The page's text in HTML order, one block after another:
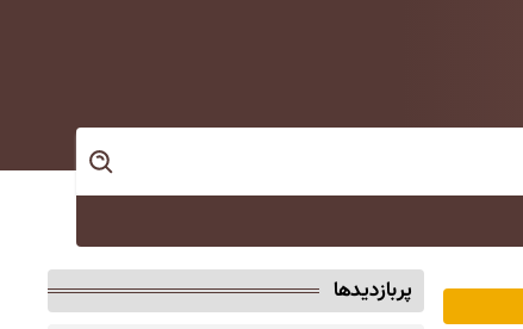
پربازدیدها